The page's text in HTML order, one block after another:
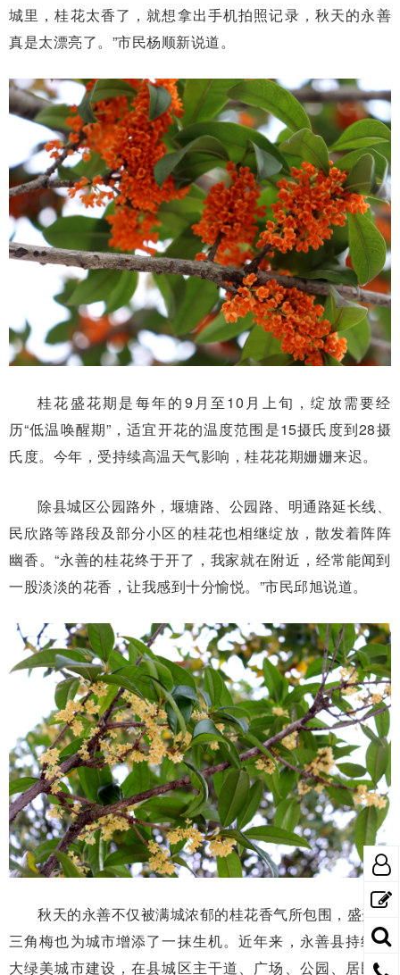
城里，桂花太香了，就想拿出手机拍照记录，秋天的永善
真是太漂亮了。”市民杨顺新说道。
桂花盛花期是每年的9月至10月上旬，绽放需要经
历“低温唤醒期”，适宜开花的温度范围是15摄氏度到28摄
氏度。今年，受持续高温天气影响，桂花花期姗姗来迟。
除县城区公园路外，堰塘路、公园路、明通路延长线、
民欣路等路段及部分小区的桂花也相继绽放，散发着阵阵
幽香。“永善的桂花终于开了，我家就在附近，经常能闻到
一股淡淡的花香，让我感到十分愉悦。”市民邱旭说道。
秋天的永善不仅被满城浓郁的桂花香气所包围，盛开的
三角梅也为城市增添了一抹生机。近年来，永善县持续加
大绿美城市建设，在县城区主干道、广场、公园、居民小